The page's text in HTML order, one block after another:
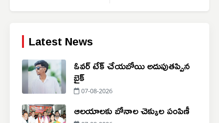
Latest News
ఓవర్ టేక్ చేయబోయి అదుపుతప్పిన
బైక్
07-08-2026
ఆలయాలకు బోనాల చెక్కుల పంపిణీ